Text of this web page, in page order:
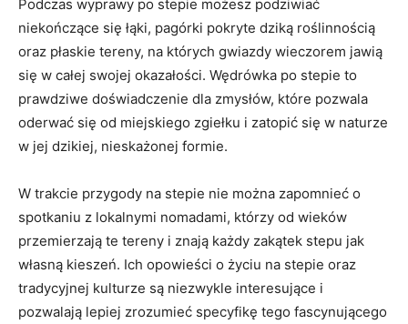
Podczas wyprawy po stepie możesz podziwiać
niekończące się łąki, pagórki pokryte dziką roślinnością
oraz płaskie tereny, na których gwiazdy wieczorem jawią
się w całej swojej okazałości. Wędrówka po stepie to
prawdziwe doświadczenie dla zmysłów, które pozwala
oderwać się od miejskiego zgiełku i zatopić się w naturze
w jej dzikiej, nieskażonej formie.
W trakcie przygody na stepie nie można zapomnieć o
spotkaniu z lokalnymi nomadami, którzy od wieków
przemierzają te tereny i znają każdy zakątek stepu jak
własną kieszeń. Ich opowieści o życiu na stepie oraz
tradycyjnej kulturze są niezwykle interesujące i
pozwalają lepiej zrozumieć specyfikę tego fascynującego